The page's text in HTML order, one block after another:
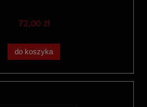
72,00 zł
do koszyka